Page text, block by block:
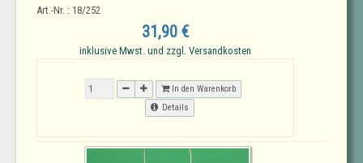
Art.-Nr. : 18/252
31,90 €
inklusive Mwst. und zzgl. Versandkosten
In den Warenkorb
Details